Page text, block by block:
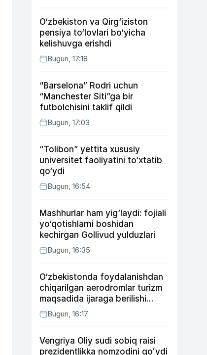
O‘zbekiston va Qirg‘iziston
pensiya to‘lovlari bo‘yicha
kelishuvga erishdi
Bugun, 17:18
“Barselona” Rodri uchun
“Manchester Siti”ga bir
futbolchisini taklif qildi
Bugun, 17:03
“Tolibon” yettita xususiy
universitet faoliyatini to‘xtatib
qo‘ydi
Bugun, 16:54
Mashhurlar ham yig‘laydi: fojiali
yo‘qotishlarni boshidan
kechirgan Gollivud yulduzlari
Bugun, 16:35
O‘zbekistonda foydalanishdan
chiqarilgan aerodromlar turizm
maqsadida ijaraga berilishi
mumkin
Bugun, 16:17
Vengriya Oliy sudi sobiq raisi
prezidentlikka nomzodini qoʻydi